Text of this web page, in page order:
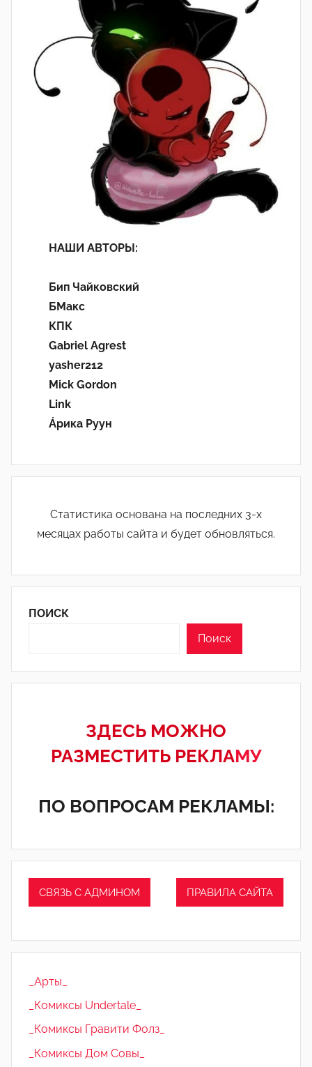
НАШИ АВТОРЫ:
Бип Чайковский
БМакс
КПК
Gabriel Agrest
yasher212
Mick Gordon
Link
Áрика Руун
Статистика основана на последних 3-х
месяцах работы сайта и будет обновляться.
ПОИСК
Поиск
ЗДЕСЬ МОЖНО
РАЗМЕСТИТЬ РЕКЛАМУ
ПО ВОПРОСАМ РЕКЛАМЫ:
СВЯЗЬ С АДМИНОМ ПРАВИЛА САЙТА
_Арты_
_Комиксы Undertale_
_Комиксы Гравити Фолз_
_Комиксы Дом Совы_